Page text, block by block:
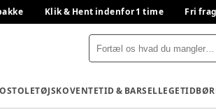
Klik & Hent indenfor 1 time Fri
TØJSKOVENTETID & BARSELLEGETID